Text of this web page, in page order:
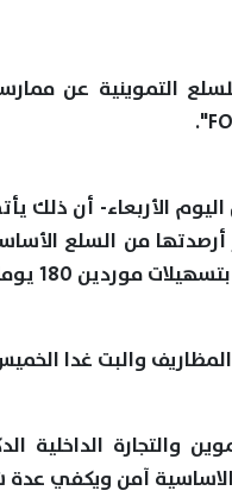
للسلع التموينية عن
الأربعاء- أن ذلك
غدا الخميس 16 مارس
والتجارة الداخلية
الاساسية آمن ويكفي